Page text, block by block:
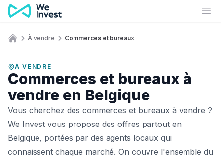
Aller au contenu
À vendre Commerces et bureaux
À VENDRE
Commerces et bureaux à
vendre en Belgique
Vous cherchez des commerces et bureaux à vendre ?
We Invest vous propose des offres partout en
Belgique, portées par des agents locaux qui
connaissent chaque marché. On couvre l'ensemble du